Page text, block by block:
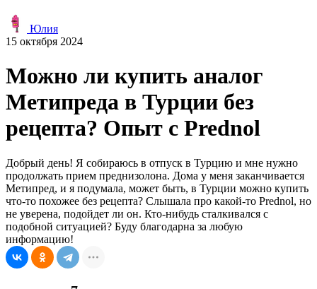
Юлия
15 октября 2024
Можно ли купить аналог
Метипреда в Турции без
рецепта? Опыт с Prednol
Добрый день! Я собираюсь в отпуск в Турцию и мне нужно
продолжать прием преднизолона. Дома у меня заканчивается
Метипред, и я подумала, может быть, в Турции можно купить
что-то похожее без рецепта? Слышала про какой-то Prednol, но
не уверена, подойдет ли он. Кто-нибудь сталкивался с
подобной ситуацией? Буду благодарна за любую
информацию!